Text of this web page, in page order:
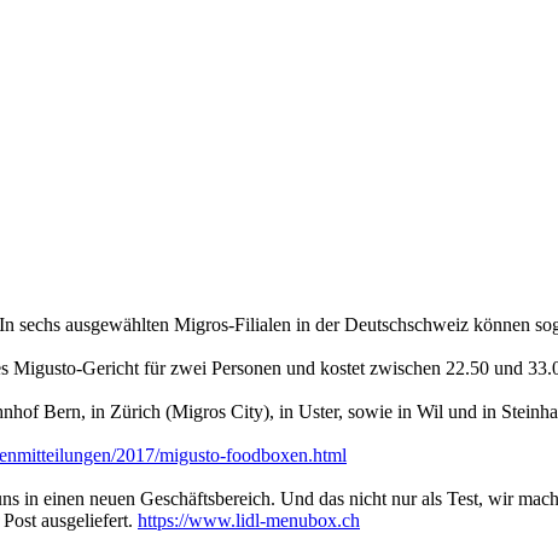
sechs ausgewählten Migros-Filialen in der Deutschschweiz können
Migusto-Gericht für zwei Personen und kostet zwischen 22.50 und
Bern, in Zürich (Migros City), in Uster, sowie in Wil und in
2017/migusto-foodboxen.html
in einen neuen Geschäftsbereich. Und das nicht nur als Test, wir
ausgeliefert. https://www.lidl-menubox.ch